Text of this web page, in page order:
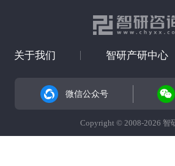
关于我们 智研产研中心
微信公众号
Copyright © 2008-2026 智